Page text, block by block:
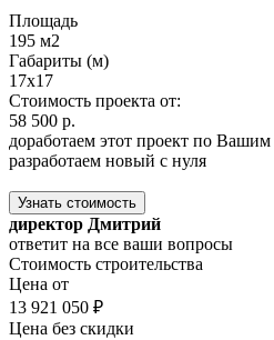
Площадь
195 м2
Габариты (м)
17x17
Стоимость проекта от:
58 500 р.
доработаем этот проект по
разработаем новый с нуля
Узнать стоимость
директор Дмитрий
ответит на все ваши вопросы
Стоимость строительства
Цена от
13 921 050 ₽
Цена без скидки